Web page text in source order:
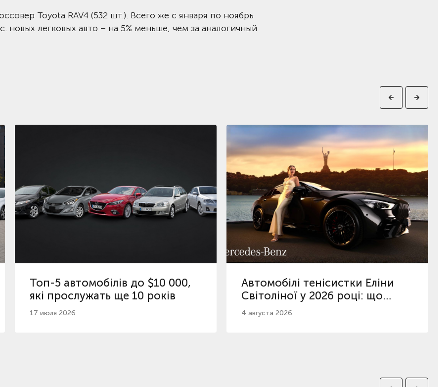
Toyota RAV4 (532 шт.). Всего же с января по ноябрь
новых легковых авто – на 5% меньше, чем за аналогичный
Топ-5 автомобілів до $10 000,
які прослужать ще 10 років
17 июля 2026
Автомобілі тенісистки Еліни
Світоліної у 2026 році: що
відомо про її вибір
4 августа 2026